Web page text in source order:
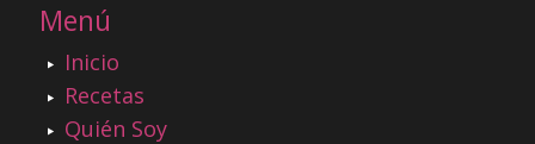
Menú
Inicio
Recetas
Quién Soy